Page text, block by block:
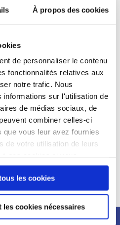
À propos des cookies
de personnaliser le contenu
fonctionnalités relatives aux
notre trafic. Nous
informations sur l'utilisation de
de médias sociaux, de
combiner celles-ci
vous leur avez fournies
de votre utilisation de leurs
Web.
les cookies
les cookies nécessaires
: